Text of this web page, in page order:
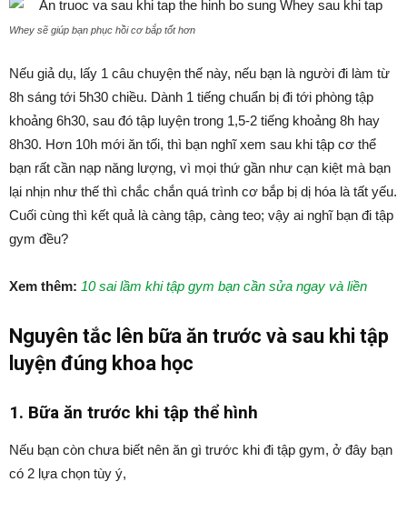
Whey sẽ giúp bạn phục hồi cơ bắp tốt hơn
Nếu giả dụ, lấy 1 câu chuyện thế này, nếu bạn là người đi làm từ
8h sáng tới 5h30 chiều. Dành 1 tiếng chuẩn bị đi tới phòng tập
khoảng 6h30, sau đó tập luyện trong 1,5-2 tiếng khoảng 8h hay
8h30. Hơn 10h mới ăn tối, thì bạn nghĩ xem sau khi tập cơ thể
bạn rất cần nạp năng lượng, vì mọi thứ gần như cạn kiệt mà bạn
lại nhịn như thế thì chắc chắn quá trình cơ bắp bị dị hóa là tất yếu.
Cuối cùng thì kết quả là càng tập, càng teo; vậy ai nghĩ bạn đi tập
gym đều?
Xem thêm: 10 sai lầm khi tập gym bạn cần sửa ngay và liền
Nguyên tắc lên bữa ăn trước và sau khi tập
luyện đúng khoa học
1. Bữa ăn trước khi tập thể hình
Nếu bạn còn chưa biết nên ăn gì trước khi đi tập gym, ở đây bạn
có 2 lựa chọn tùy ý,